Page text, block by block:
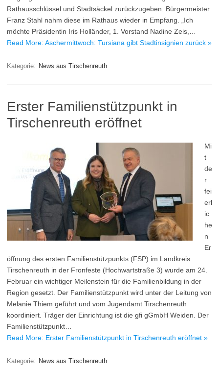
Rathausschlüssel und Stadtsäckel zurückzugeben. Bürgermeister
Franz Stahl nahm diese im Rathaus wieder in Empfang. „Ich
möchte Präsidentin Iris Holländer, 1. Vorstand Nadine Zeis,…
Read More: Aschermittwoch: Tursiana gibt Stadtinsignien zurück »
Kategorie: News aus Tirschenreuth
Erster Familienstützpunkt in
Tirschenreuth eröffnet
Mi
t
de
r
fei
erl
ic
he
n
Er
öffnung des ersten Familienstützpunkts (FSP) im Landkreis
Tirschenreuth in der Fronfeste (Hochwartstraße 3) wurde am 24.
Februar ein wichtiger Meilenstein für die Familienbildung in der
Region gesetzt. Der Familienstützpunkt wird unter der Leitung von
Melanie Thiem geführt und vom Jugendamt Tirschenreuth
koordiniert. Träger der Einrichtung ist die gfi gGmbH Weiden. Der
Familienstützpunkt…
Read More: Erster Familienstützpunkt in Tirschenreuth eröffnet »
Kategorie: News aus Tirschenreuth